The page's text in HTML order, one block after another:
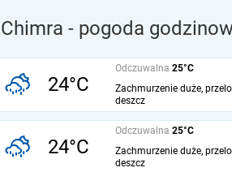
- pogoda
24°C
Odczuwalna 25°C
Zachmurzenie duże,
deszcz
24°C
Odczuwalna 25°C
Zachmurzenie duże,
deszcz